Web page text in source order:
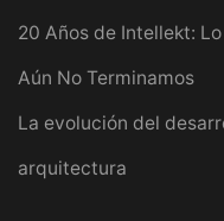
20 Años de Intellekt:
Aún No Terminamos
La evolución del
arquitectura